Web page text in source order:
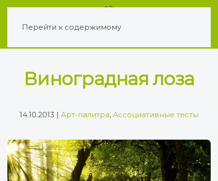
Перейти к содержимому
Виноградная лоза
14.10.2013 | Арт-палитра, Ассоциативные тесты